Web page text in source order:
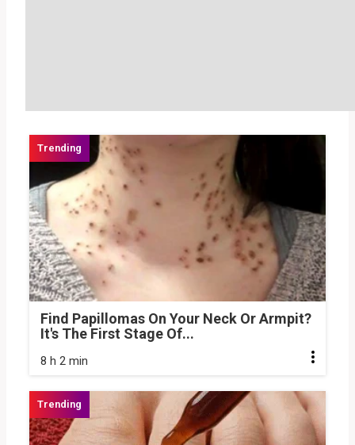
Find Papillomas On Your Neck Or Armpit?
It's The First Stage Of...
8 h 2 min